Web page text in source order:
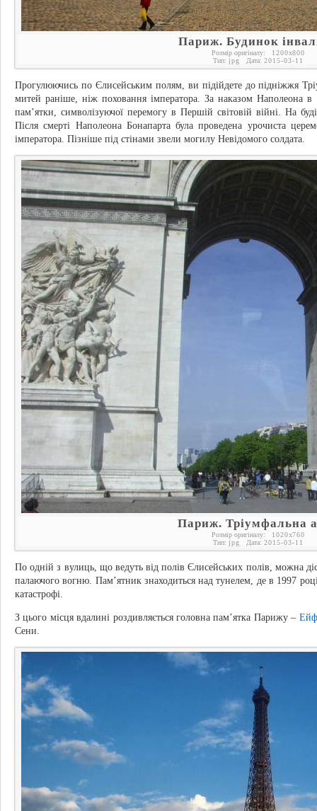
Париж. Будинок
Розмір оригіналу: 1200x800
Тип: jpg Дата: 2015-03-11
Прогулюючись по Єлисейським полям, ви підійдете до підніжжя
митей раніше, ніж поховання імператора. За наказом Наполеона в
пам’ятки, символізуючої перемогу в Першій світовій війні. На
Після смерті Наполеона Бонапарта була проведена урочиста
імператора. Пізніше під стінами звели могилу Невідомого солдата.
Париж. Тріумфальна
Розмір оригіналу: 1020x760
Тип: jpg Дата: 2015-03-11
По одній з вулиць, що ведуть від полів Єлисейських полів, можна
палаючого вогню. Пам’ятник знаходиться над тунелем, де в 1997
катастрофі.
З цього місця вдалині роздивляється головна пам’ятка Парижу –
Сени.